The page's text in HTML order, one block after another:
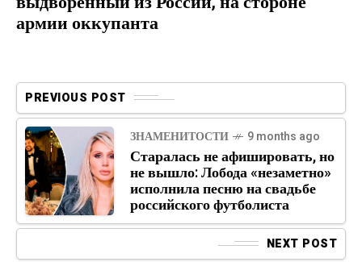
армии оккупанта
PREVIOUS POST
ЗНАМЕНИТОСТИ 9 months ago
Старалась не афишировать, но
не вышло: Лобода «незаметно»
исполнила песню на свадьбе
российского футболиста
NEXT POST